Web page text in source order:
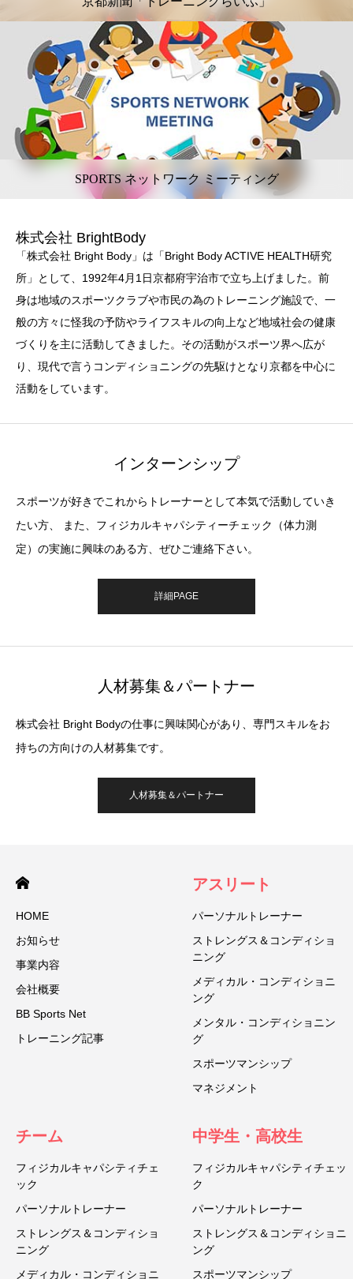
SPORTS ネットワーク ミーティング
株式会社 BrightBody
「株式会社 Bright Body」は「Bright Body ACTIVE HEALTH研究
所」として、1992年4月1日京都府宇治市で立ち上げました。前
身は地域のスポーツクラブや市民の為のトレーニング施設で、一
般の方々に怪我の予防やライフスキルの向上など地域社会の健康
づくりを主に活動してきました。その活動がスポーツ界へ広が
り、現代で言うコンディショニングの先駆けとなり京都を中心に
活動をしています。
インターンシップ
スポーツが好きでこれからトレーナーとして本気で活動していき
たい方、 また、フィジカルキャパシティーチェック（体力測
定）の実施に興味のある方、ぜひご連絡下さい。
詳細PAGE
人材募集＆パートナー
株式会社 Bright Bodyの仕事に興味関心があり、専門スキルをお
持ちの方向けの人材募集です。
人材募集＆パートナー
HOME
お知らせ
事業内容
会社概要
BB Sports Net
トレーニング記事
アスリート
パーソナルトレーナー
ストレングス＆コンディショ
ニング
メディカル・コンディショニ
ング
メンタル・コンディショニン
グ
スポーツマンシップ
マネジメント
チーム
フィジカルキャパシティチェ
ック
パーソナルトレーナー
ストレングス＆コンディショ
ニング
メディカル・コンディショニ
中学生・高校生
フィジカルキャパシティチェッ
ク
パーソナルトレーナー
ストレングス＆コンディショニ
ング
スポーツマンシップ